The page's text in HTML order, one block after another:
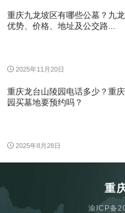
重庆九龙坡区有哪些公墓？九
优势、价格、地址及公交路...
2025年11月20日
重庆龙台山陵园电话多少？重
园买墓地要预约吗？
2025年8月28日
重
渝ICP备